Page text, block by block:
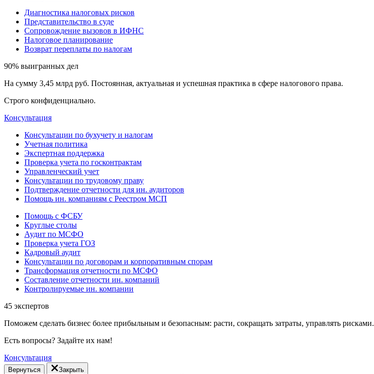
Диагностика налоговых рисков
Представительство в суде
Сопровождение вызовов в ИФНС
Налоговое планирование
Возврат переплаты по налогам
90% выигранных дел
На сумму 3,45 млрд руб. Постоянная, актуальная и успешная практика в сфере налогового права.
Строго конфиденциально.
Консультация
Консультации по бухучету и налогам
Учетная политика
Экспертная поддержка
Проверка учета по госконтрактам
Управленческий учет
Консультации по трудовому праву
Подтверждение отчетности для ин. аудиторов
Помощь ин. компаниям с Реестром МСП
Помощь с ФСБУ
Круглые столы
Аудит по МСФО
Проверка учета ГОЗ
Кадровый аудит
Консультации по договорам и корпоративным спорам
Трансформация отчетности по МСФО
Составление отчетности ин. компаний
Контролируемые ин. компании
45 экспертов
Поможем сделать бизнес более прибыльным и безопасным: расти, cокращать затраты, управлять рисками.
Есть вопросы? Задайте их нам!
Консультация
Вернуться
Закрыть